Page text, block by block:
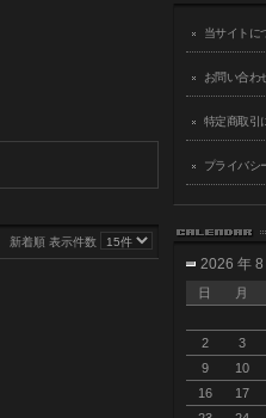
新着順 表示件数
当サイトに
お問い合わ
特定商取引
プライバシ
2026 年 8
日 月
2
3
9
10
16
17